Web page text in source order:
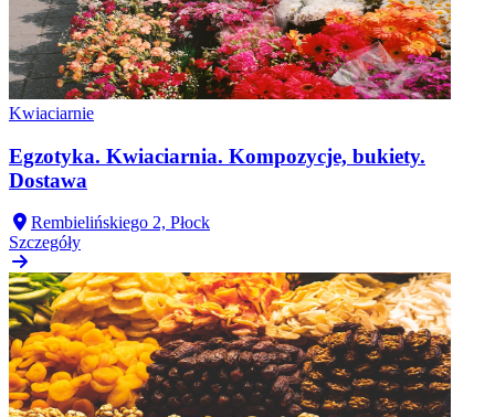
Kwiaciarnie
Egzotyka. Kwiaciarnia. Kompozycje, bukiety.
Dostawa
Rembielińskiego 2, Płock
Szczegóły